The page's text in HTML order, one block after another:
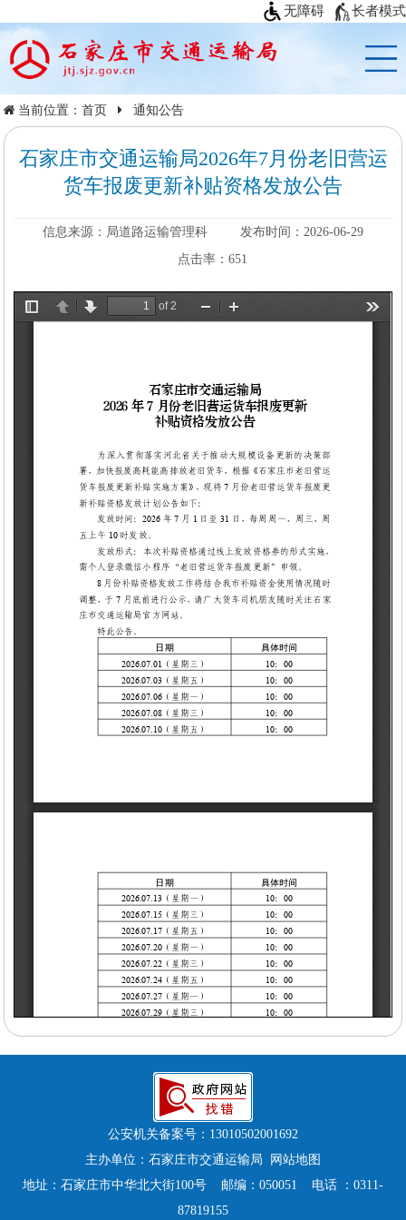
无障碍 长者模式
当前位置：首页 通知公告
石家庄市交通运输局2026年7月份老旧营运
货车报废更新补贴资格发放公告
信息来源：局道路运输管理科
发布时间：2026-06-29
点击率： 651
公安机关备案号： 13010502001692
主办单位：石家庄市交通运输局
网站地图
地址：石家庄市中华北大街100号 邮编：050051 电话 ：0311-
87819155